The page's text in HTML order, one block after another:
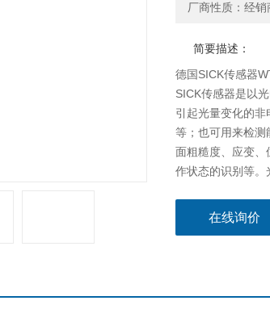
厂商性质：经销
简要描述：
德国SICK传感器
SICK传感器是以
引起光量变化的
等；也可用来检测
面粗糙度、应变、
作状态的识别等。
在线询价